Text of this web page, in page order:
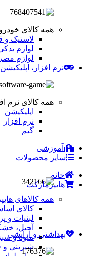
همه کالای
لاستیک و
لوازم
لوازم
نرم افزار،
همه کالای نرم
اپلیکیشن
نرم افزار
گیم
آموزشی
سایر محصولات
خانه
هایپرمارکت
همه کالاهای
کالای
لبنیات و
آجیل،
میوه و
شیرینی و
بهداشتی و آرایشی